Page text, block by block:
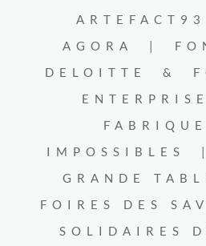
AGORA |
DELOITTE &
IMPOSSIBLES
GRANDE
FOIRES DES
SOLIDAIRES